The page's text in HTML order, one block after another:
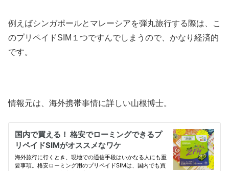
例えばシンガポールとマレーシアを弾丸旅行する際は、こ
のプリペイドSIM１つですんでしまうので、かなり経済的
です。
情報元は、海外携帯事情に詳しい山根博士。